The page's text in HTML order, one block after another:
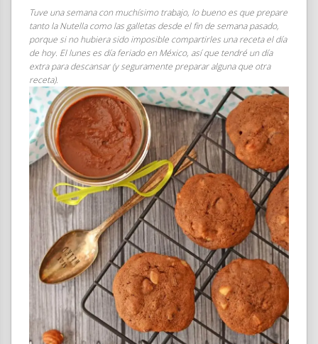
Tuve una semana con muchísimo trabajo, lo bueno es que prepare
tanto la Nutella como las galletas desde el fin de semana pasado,
porque si no hubiera sido imposible compartirles una receta el día
de hoy. El lunes es día feriado en México, así que tendré un día
extra para descansar (y seguramente preparar alguna que otra
receta).